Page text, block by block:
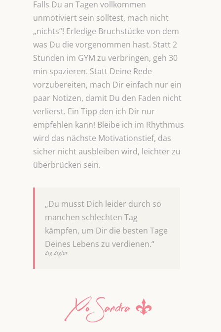
Falls Du an Tagen vollkommen
unmotiviert sein solltest, mach nicht
„nichts“! Erledige Bruchstücke von dem
was Du die vorgenommen hast. Statt 2
Stunden im GYM zu verbringen, geh 30
min spazieren. Statt Deine Rede
vorzubereiten, mach Dir einfach nur ein
paar Notizen, damit Du den Faden nicht
verlierst. Ein Tipp den ich Dir nur
empfehlen kann! Bleibe ich im Rhythmus
wird das nächste Motivationstief, das
sicher nicht ausbleiben wird, leichter zu
überbrücken sein.
„Du musst Dich leider durch so
manchen schlechten Tag
kämpfen, um Dir die besten Tage
Deines Lebens zu verdienen.“
Zig Ziglar